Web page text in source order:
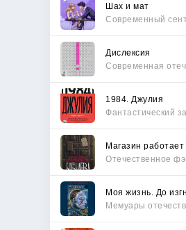
Шах и мат
Дислексия
1984. Джулия
Отечественное
Моя жизнь. До